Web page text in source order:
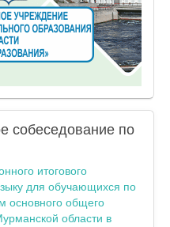
собеседование по
итогового
для обучающихся по
основного общего
области в